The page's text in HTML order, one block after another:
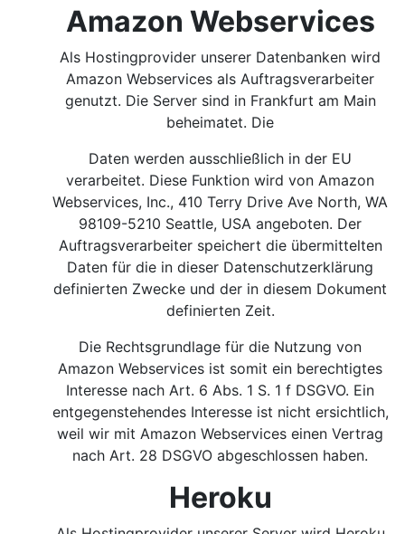
Amazon Webservices
Als Hostingprovider unserer Datenbanken wird
Amazon Webservices als Auftragsverarbeiter
genutzt. Die Server sind in Frankfurt am Main
beheimatet. Die
Daten werden ausschließlich in der EU
verarbeitet. Diese Funktion wird von Amazon
Webservices, Inc., 410 Terry Drive Ave North, WA
98109-5210 Seattle, USA angeboten. Der
Auftragsverarbeiter speichert die übermittelten
Daten für die in dieser Datenschutzerklärung
definierten Zwecke und der in diesem Dokument
definierten Zeit.
Die Rechtsgrundlage für die Nutzung von
Amazon Webservices ist somit ein berechtigtes
Interesse nach Art. 6 Abs. 1 S. 1 f DSGVO. Ein
entgegenstehendes Interesse ist nicht ersichtlich,
weil wir mit Amazon Webservices einen Vertrag
nach Art. 28 DSGVO abgeschlossen haben.
Heroku